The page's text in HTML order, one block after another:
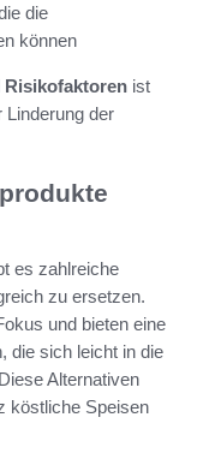
die
können
Risikofaktoren ist
der
es zahlreiche
zu ersetzen.
und bieten eine
die sich leicht in die
Alternativen
köstliche Speisen